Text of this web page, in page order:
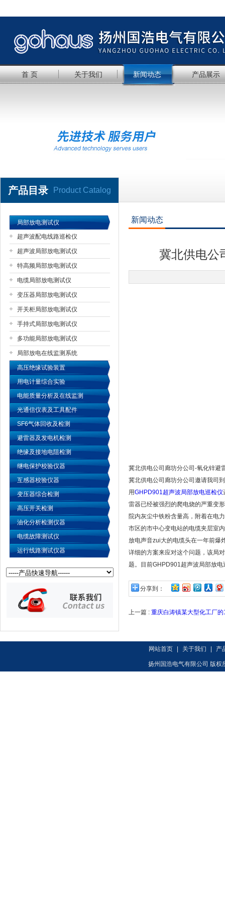
扬州国浩电气有限公司
首 页 关于我们 新闻动态 产品展示
产品目录 Product Catalog
局部放电测试仪
超声波配电线路巡检仪
超声波局部放电测试仪
特高频局部放电测试仪
电缆局部放电测试仪
变压器局部放电测试仪
开关柜局部放电测试仪
手持式局部放电测试仪
多功能局部放电测试仪
局部放电在线监测系统
高压绝缘试验装置
用电计量综合实验
电能质量分析及在线监测
光通信仪表及工具配件
SF6气体回收及检测
避雷器及发电机检测
绝缘及接地电阻检测
继电保护校验仪器
互感器校验仪器
变压器综合检测
高压开关检测
油化分析检测仪器
电缆故障测试仪
运行线路测试仪器
新闻动态
冀北供电公
冀北供电公司廊坊分公司-氧化锌避
冀北供电公司廊坊分公司邀请我司
用GHPD901超声波局部放电巡检仪
雷器已经被强烈的爬电烧的严重变
院内灰尘中铁粉含量高，附着在电
市区的市中心变电站的电缆夹层室
放电声音zui大的电缆头在一年前爆
详细的方案来应对这个问题，该局
题。目前GHPD901超声波局部放电
分享到：
上一篇 : 重庆白涛镇某大型化工厂
网站首页 关于我们 产
扬州国浩电气有限公司 版权